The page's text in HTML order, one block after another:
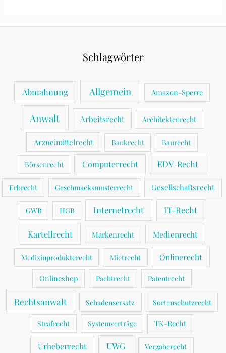
Schlagwörter
Abmahnung Allgemein Amazon-Sperre
Anwalt Arbeitsrecht Architektenrecht
Arzneimittelrecht Bankrecht Baurecht
Börsenrecht Computerrecht EDV-Recht
Erbrecht Geschmacksmusterrecht Gesellschaftsrecht
GWB HGB Internetrecht IT-Recht
Kartellrecht Markenrecht Medienrecht
Medizinprodukterecht Mietrecht Onlinerecht
Onlineshop Pachtrecht Patentrecht
Rechtsanwalt Schadensersatz Sortenschutzrecht
Strafrecht Systemverträge TK-Recht
Urheberrecht UWG Vergaberecht